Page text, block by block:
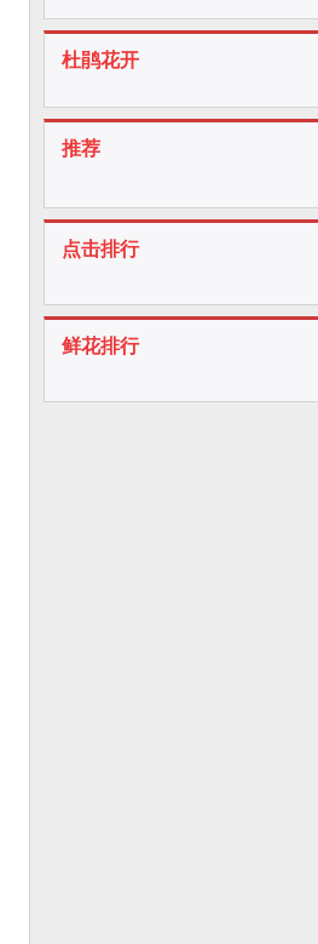
杜鹃花开
推荐
点击排行
鲜花排行